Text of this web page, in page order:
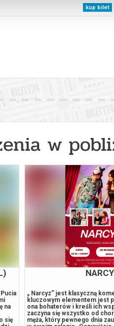
kup bilet
w
na
się
„ Narcyz” jest klasyczną
kluczowym elementem jest
ona bohaterów i kreśli ich
zaczyna się wszystko od
męża, który pewnego dnia